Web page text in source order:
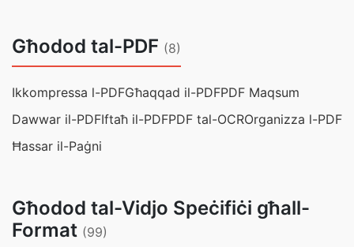
Għodod tal-PDF (8)
Ikkompressa l-PDFGħaqqad il-PDFPDF Maqsum
Dawwar il-PDFIftaħ il-PDFPDF tal-OCROrganizza l-PDF
Ħassar il-Paġni
Għodod tal-Vidjo Speċifiċi għall-
Format (99)